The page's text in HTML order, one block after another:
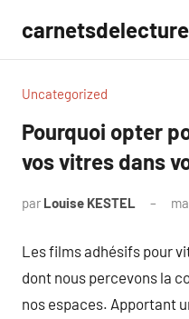
contenu
carnetsdelecture
Uncategorized
Pourquoi opter
vos vitres dans
par Louise KESTEL
Les films adhésifs pour
dont nous percevons la
nos espaces. Apportant